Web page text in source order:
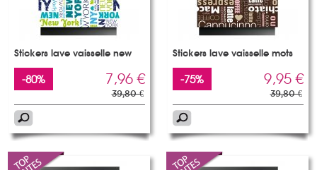
Stickers lave vaisselle new
-80% 7,96 €
39,80 €
Stickers lave vaisselle mots
-75% 9,95 €
39,80 €